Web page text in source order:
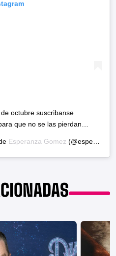
octubre suscribanse
que no se las pierdan…
Esperanza Gomez (@esperanzagomez) el